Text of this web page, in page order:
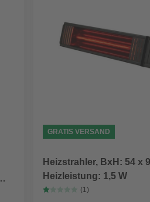
GRATIS VERSAND
Heizstrahler, BxH: 54 x
Heizleistung: 1,5 W
(1)